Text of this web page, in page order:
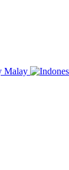
Malay